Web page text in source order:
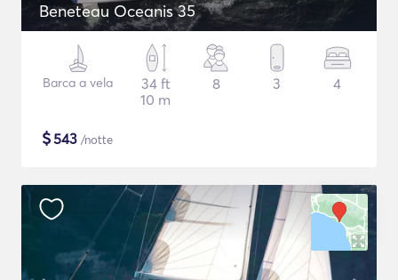
Beneteau Oceanis 35
Barca a vela
34 ft
10 m
8 3 4
$543 /notte